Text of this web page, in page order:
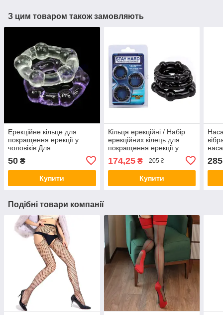
З цим товаром також замовляють
Ерекційне кільце для
покращення ерекції у
чоловіків Для
пролонгування статевого
акту
50 ₴
Купити
Кільця ерекційні / Набір
ерекційних кілець для
покращення ерекції у
пролонгування статевого
акту / Чорні
174,25₴ 205 ₴
Купити
285
Подібні товари компанії